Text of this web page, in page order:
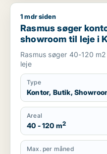
Rasmus søger kontor,
1 mdr siden
Rasmus søger
showroom til leje i
Vesterbro eller
Rasmus søger 40-120
leje
Type
Kontor, Butik,
Areal
40 - 120 m2
Max. per måned